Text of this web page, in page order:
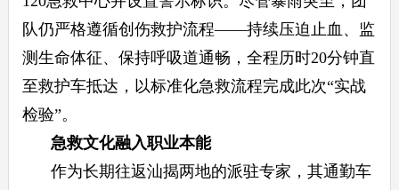
队仍严格遵循创伤救护流程——持续压迫止血、监
测生命体征、保持呼吸道通畅，全程历时20分钟直
至救护车抵达，以标准化急救流程完成此次“实战
检验”。
急救文化融入职业本能
作为长期往返汕揭两地的派驻专家，其通勤车